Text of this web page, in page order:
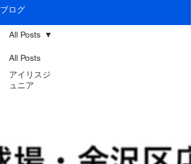
ブログ
All Posts
アイリスジ
ュニア
All Posts